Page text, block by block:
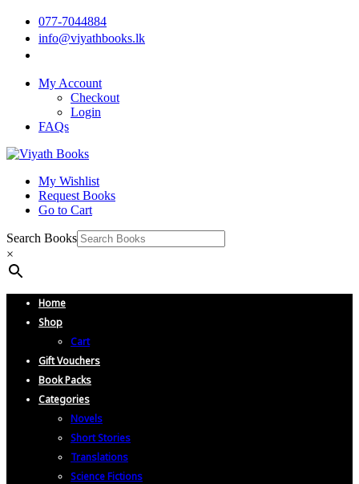
077-7044884
info@viyathbooks.lk
My Account
Checkout
Login
FAQs
My Wishlist
Request Books
Go to Cart
Search Books
×
Home
Shop
Cart
Gift Vouchers
Book Packs
Categories
Novels
Short Stories
Translations
Science Fictions